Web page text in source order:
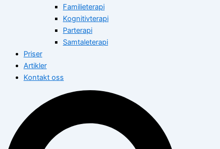
Familieterapi
Kognitivterapi
Parterapi
Samtaleterapi
Priser
Artikler
Kontakt oss